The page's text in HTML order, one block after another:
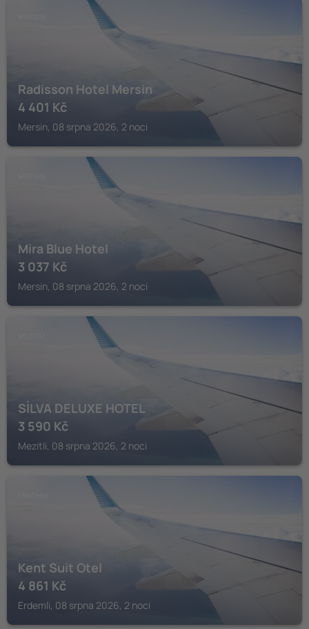
Radisson Hotel Mersin
4 401 Kč
Mersin, 08 srpna 2026, 2 noci
Mira Blue Hotel
3 037 Kč
Mersin, 08 srpna 2026, 2 noci
SİLVA DELUXE HOTEL
3 590 Kč
Mezitli, 08 srpna 2026, 2 noci
Kent Suit Otel
4 861 Kč
Erdemli, 08 srpna 2026, 2 noci